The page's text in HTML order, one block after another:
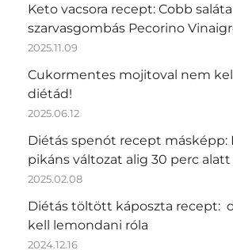
Keto vacsora recept: Cobb saláta
szarvasgombás Pecorino
2025.11.09
Cukormentes mojitoval nem
diétád!
2025.06.12
Diétás spenót recept másképp:
pikáns változat alig 30 perc alatt
2025.02.08
Diétás töltött káposzta recept:
kell lemondani róla
2024.12.16